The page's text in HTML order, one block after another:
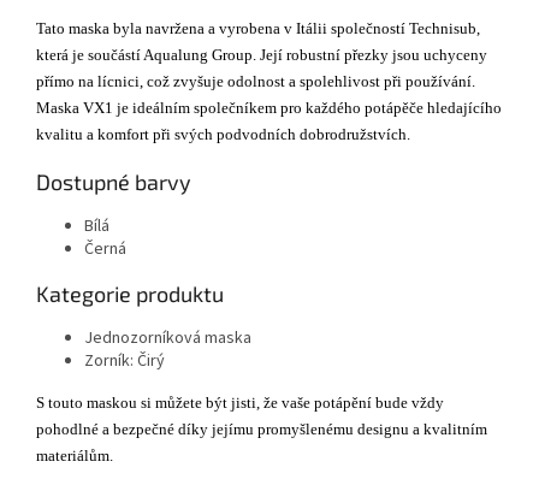
Tato maska byla navržena a vyrobena v Itálii společností Technisub,
která je součástí Aqualung Group. Její robustní přezky jsou uchyceny
přímo na lícnici, což zvyšuje odolnost a spolehlivost při používání.
Maska VX1 je ideálním společníkem pro každého potápěče hledajícího
kvalitu a komfort při svých podvodních dobrodružstvích.
Dostupné barvy
Bílá
Černá
Kategorie produktu
Jednozorníková maska
Zorník: Čirý
S touto maskou si můžete být jisti, že vaše potápění bude vždy
pohodlné a bezpečné díky jejímu promyšlenému designu a kvalitním
materiálům.